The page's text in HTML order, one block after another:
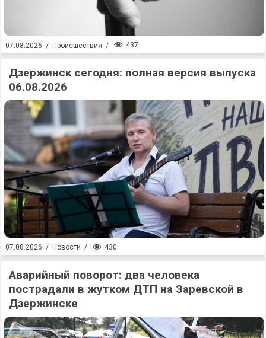
07.08.2026 / Происшествия / 437
Дзержинск сегодня: полная версия выпуска
06.08.2026
07.08.2026 / Новости / 430
Аварийный поворот: два человека
пострадали в жутком ДТП на Заревской в
Дзержинске